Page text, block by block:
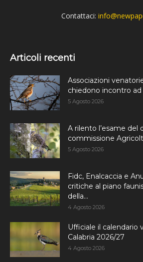
Contattaci:
Articoli recenti
Associazioni
chiedono incontro ad
5 Agosto 2026
A rilento l’esame del
commissione
5 Agosto 2026
Fidc, Enalcaccia e
critiche al piano
della...
4 Agosto 2026
Ufficiale il calendario
Calabria 2026/27
4 Agosto 2026